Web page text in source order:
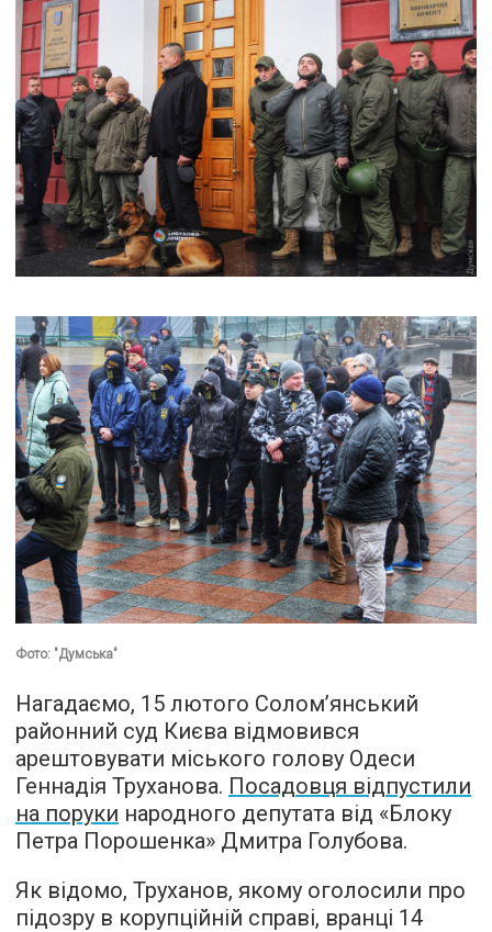
Фото: "Думська"
Нагадаємо, 15 лютого Солом’янський
районний суд Києва відмовився
арештовувати міського голову Одеси
Геннадія Труханова. Посадовця відпустили
на поруки народного депутата від «Блоку
Петра Порошенка» Дмитра Голубова.
Як відомо, Труханов, якому оголосили про
підозру в корупційній справі, вранці 14